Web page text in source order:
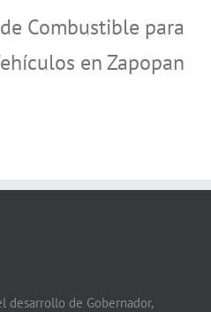
Combustible para
en Zapopan
desarrollo de Gobernador,